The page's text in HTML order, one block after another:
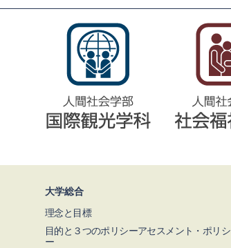
大学総合
理念と目標
目的と３つのポリシーアセスメント・ポリシ
ー